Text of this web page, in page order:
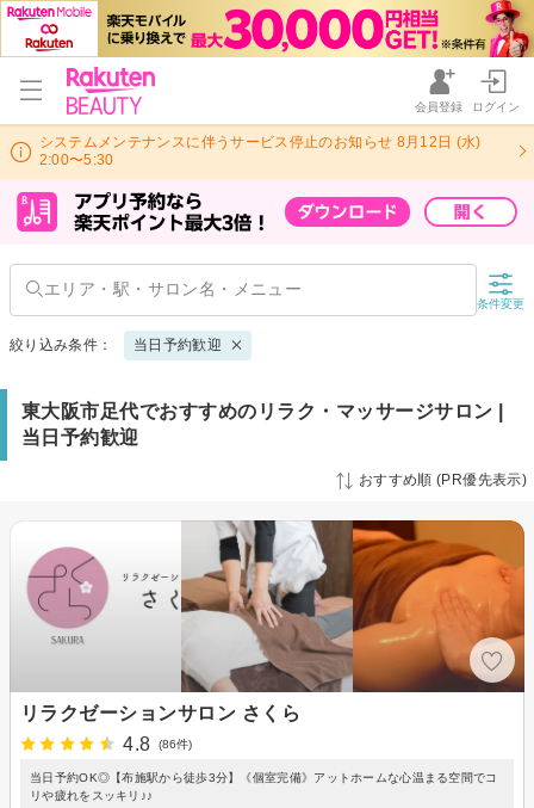
会員登録 ログイン
システムメンテナンスに伴うサービス停止のお知らせ 8月12日 (水)
2:00〜5:30
条件変更
絞り込み条件： 当日予約歓迎
東大阪市足代でおすすめのリラク・マッサージサロン |
当日予約歓迎
おすすめ順 (PR優先表示)
リラクゼーションサロン さくら
4.8
(86件)
当日予約OK◎【布施駅から徒歩3分】《個室完備》アットホームな心温まる空間でコ
リや疲れをスッキリ♪♪